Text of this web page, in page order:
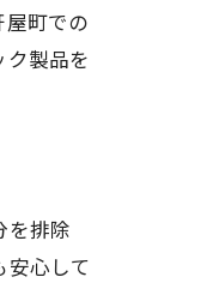
町での
製品を
を排除
安心して